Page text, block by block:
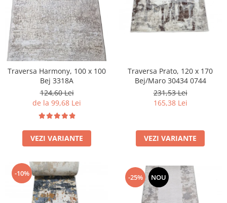
Traversa Harmony, 100 x 100
Bej 3318A
124,60 Lei
de la 99,68 Lei
VEZI VARIANTE
Traversa Prato, 120 x 170
Bej/Maro 30434 0744
231,53 Lei
165,38 Lei
VEZI VARIANTE
-10% -25% NOU